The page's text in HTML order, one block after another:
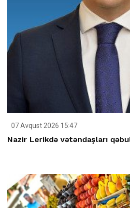
07 Avqust 2026 15:47
Nazir Lerikdə vətəndaşları